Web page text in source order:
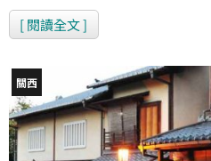
外牆漆上鮮明的亮白色，外觀猶如
「白鷺城」的美稱。也由於外觀
畫家取材之地。
[ 閱讀全文 ]
關西